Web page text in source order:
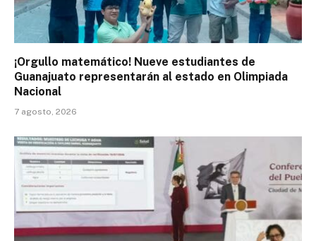
¡Orgullo matemático! Nueve estudiantes de
Guanajuato representarán al estado en Olimpiada
Nacional
7 agosto, 2026